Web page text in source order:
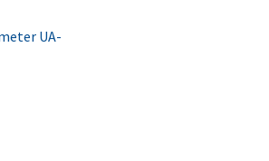
UA-